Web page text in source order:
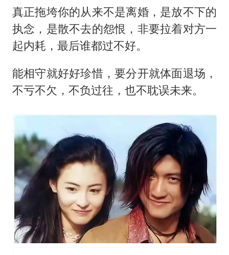
真正拖垮你的从来不是离婚，是放不下的
执念，是散不去的怨恨，非要拉着对方一
起内耗，最后谁都过不好。
能相守就好好珍惜，要分开就体面退场，
不亏不欠，不负过往，也不耽误未来。